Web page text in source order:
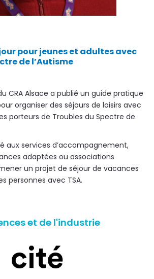
pour jeunes et adultes avec
de l’Autisme
CRA Alsace a publié un guide pratique
organiser des séjours de loisirs avec
porteurs de Troubles du Spectre de
aux services d’accompagnement,
adaptées ou associations
un projet de séjour de vacances
personnes avec TSA.
et de l'industrie